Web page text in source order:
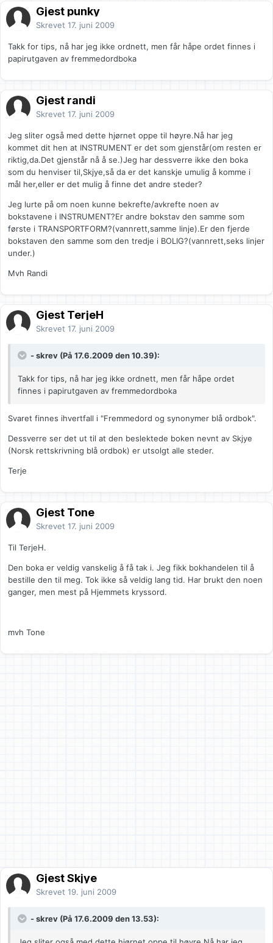
Gjest punky
Skrevet 17. juni 2009
Takk for tips, nå har jeg ikke ordnett, men får håpe ordet finnes i
papirutgaven av fremmedordboka
Gjest randi
Skrevet 17. juni 2009
Jeg sliter også med dette hjørnet oppe til høyre.Nå har jeg
kommet dit hen at INSTRUMENT er det som gjenstår(om resten er
riktig,da.Det gjenstår nå å se.)Jeg har dessverre ikke den boka
som du henviser til,Skjye,så da er det kanskje umulig å komme i
mål her,eller er det mulig å finne det andre steder?
Jeg lurte på om noen kunne bekrefte/avkrefte noen av
bokstavene i INSTRUMENT?Er andre bokstav den samme som
første i TRANSPORTFORM?(vannrett,samme linje).Er den fjerde
bokstaven den samme som den tredje i BOLIG?(vannrett,seks linjer
under.)
Mvh Randi
Gjest TerjeH
Skrevet 17. juni 2009
- skrev (På 17.6.2009 den 10.39):
Takk for tips, nå har jeg ikke ordnett, men får håpe ordet
finnes i papirutgaven av fremmedordboka
Svaret finnes ihvertfall i "Fremmedord og synonymer blå ordbok".
Dessverre ser det ut til at den beslektede boken nevnt av Skjye
(Norsk rettskrivning blå ordbok) er utsolgt alle steder.
Terje
Gjest Tone
Skrevet 17. juni 2009
Til TerjeH.
Den boka er veldig vanskelig å få tak i. Jeg fikk bokhandelen til å
bestille den til meg. Tok ikke så veldig lang tid. Har brukt den noen
ganger, men mest på Hjemmets kryssord.
mvh Tone
Gjest Skjye
Skrevet 19. juni 2009
- skrev (På 17.6.2009 den 13.53):